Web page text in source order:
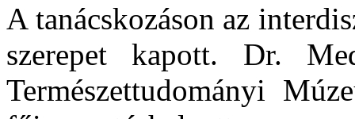
A tanácskozáson az
szerepet kapott. Dr.
Természettudományi